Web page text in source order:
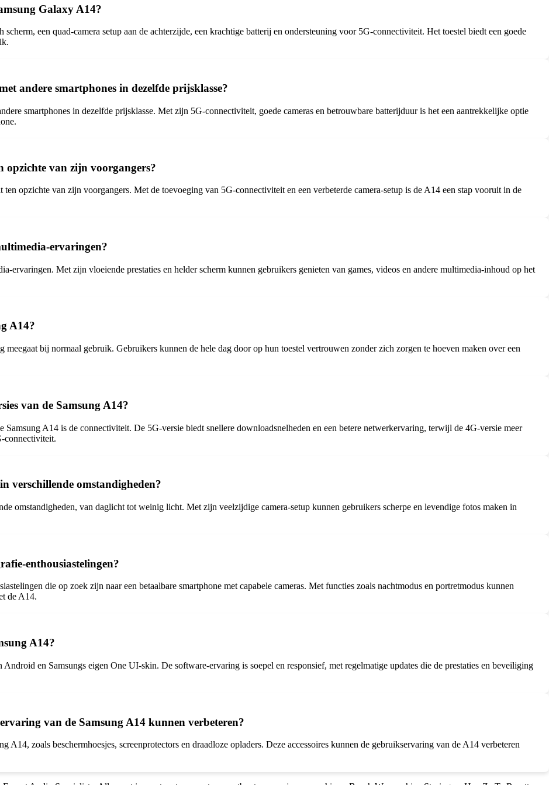
Galaxy A14?
een quad-camera setup aan de achterzijde, een krachtige batterij en ondersteuning voor 5G-connectiviteit. Het toestel biedt een goede
andere smartphones in dezelfde prijsklasse?
smartphones in dezelfde prijsklasse. Met zijn 5G-connectiviteit, goede cameras en betrouwbare batterijduur is het een aantrekkelijke optie
opzichte van zijn voorgangers?
opzichte van zijn voorgangers. Met de toevoeging van 5G-connectiviteit en een verbeterde camera-setup is de A14 een stap vooruit in de
ervaringen?
ervaringen. Met zijn vloeiende prestaties en helder scherm kunnen gebruikers genieten van games, videos en andere multimedia-inhoud op het
A14?
bij normaal gebruik. Gebruikers kunnen de hele dag door op hun toestel vertrouwen zonder zich zorgen te hoeven maken over een
van de Samsung A14?
Samsung A14 is de connectiviteit. De 5G-versie biedt snellere downloadsnelheden en een betere netwerkervaring, terwijl de 4G-versie meer
connectiviteit.
verschillende omstandigheden?
omstandigheden, van daglicht tot weinig licht. Met zijn veelzijdige camera-setup kunnen gebruikers scherpe en levendige fotos maken in
enthousiastelingen?
die op zoek zijn naar een betaalbare smartphone met capabele cameras. Met functies zoals nachtmodus en portretmodus kunnen
de A14.
A14?
en Samsungs eigen One UI-skin. De software-ervaring is soepel en responsief, met regelmatige updates die de prestaties en beveiliging
van de Samsung A14 kunnen verbeteren?
A14, zoals beschermhoesjes, screenprotectors en draadloze opladers. Deze accessoires kunnen de gebruikservaring van de A14 verbeteren